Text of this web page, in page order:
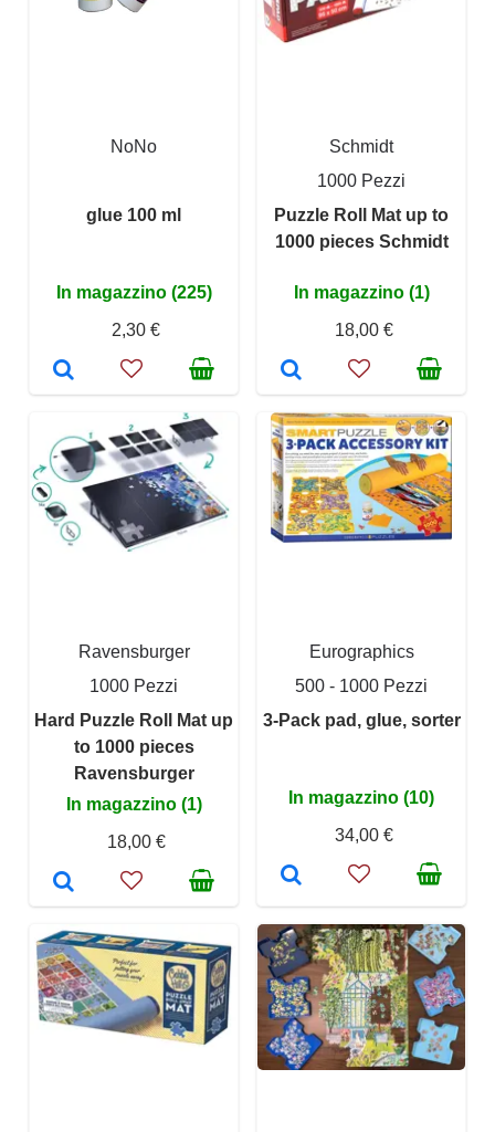
NoNo
glue 100 ml
In magazzino (225)
2,30 €
Schmidt
1000 Pezzi
Puzzle Roll Mat up to
1000 pieces Schmidt
In magazzino (1)
18,00 €
Ravensburger
1000 Pezzi
Hard Puzzle Roll Mat up
to 1000 pieces
Ravensburger
In magazzino (1)
18,00 €
Eurographics
500 - 1000 Pezzi
3-Pack pad, glue, sorter
In magazzino (10)
34,00 €